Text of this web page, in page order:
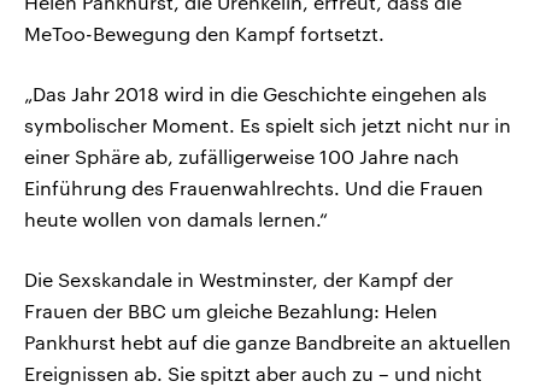
MeToo-Bewegung den Kampf fortsetzt.
„Das Jahr 2018 wird in die Geschichte eingehen als
symbolischer Moment. Es spielt sich jetzt nicht nur in
einer Sphäre ab, zufälligerweise 100 Jahre nach
Einführung des Frauenwahlrechts. Und die Frauen
heute wollen von damals lernen.“
Die Sexskandale in Westminster, der Kampf der
Frauen der BBC um gleiche Bezahlung: Helen
Pankhurst hebt auf die ganze Bandbreite an aktuellen
Ereignissen ab. Sie spitzt aber auch zu – und nicht